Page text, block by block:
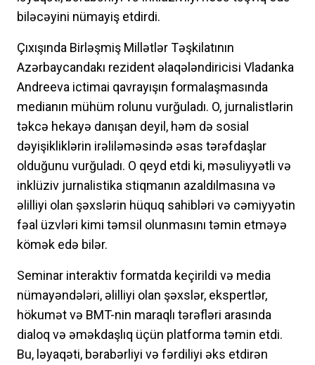
biləcəyini nümayiş etdirdi.
Çıxışında Birləşmiş Millətlər Təşkilatının
Azərbaycandakı rezident əlaqələndiricisi Vladanka
Andreeva ictimai qavrayışın formalaşmasında
medianın mühüm rolunu vurğuladı. O, jurnalistlərin
təkcə hekayə danışan deyil, həm də sosial
dəyişikliklərin irəliləməsində əsas tərəfdaşlar
olduğunu vurğuladı. O qeyd etdi ki, məsuliyyətli və
inklüziv jurnalistika stiqmanın azaldılmasına və
əlilliyi olan şəxslərin hüquq sahibləri və cəmiyyətin
fəal üzvləri kimi təmsil olunmasını təmin etməyə
kömək edə bilər.
Seminar interaktiv formatda keçirildi və media
nümayəndələri, əlilliyi olan şəxslər, ekspertlər,
hökumət və BMT-nin maraqlı tərəfləri arasında
dialoq və əməkdaşlıq üçün platforma təmin etdi.
Bu, ləyaqəti, bərabərliyi və fərdiliyi əks etdirən